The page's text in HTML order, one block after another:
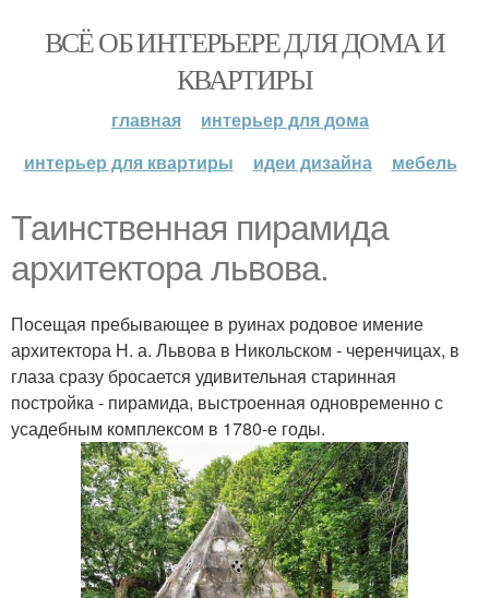
ВСЁ ОБ ИНТЕРЬЕРЕ ДЛЯ ДОМА И
КВАРТИРЫ
главная
интерьер для дома
интерьер для квартиры
идеи дизайна мебель
Таинственная пирамида
архитектора львова.
Посещая пребывающее в руинах родовое имение
архитектора Н. а. Львова в Никольском - черенчицах, в
глаза сразу бросается удивительная старинная
постройка - пирамида, выстроенная одновременно с
усадебным комплексом в 1780-е годы.